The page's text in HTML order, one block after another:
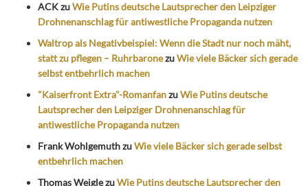
ACKzuWie Putins deutsche Lautsprecher den Leipziger
Drohnenanschlag für antiwestliche Propaganda nutzen
Waltrop als Negativbeispiel: Wenn die Stadt nur noch mäht,
statt zu pflegen – RuhrbaronezuWie viele Bäcker sich gerade
selbst entbehrlich machen
"Kaiserfront Extra"-RomanfanzuWie Putins deutsche
Lautsprecher den Leipziger Drohnenanschlag für
antiwestliche Propaganda nutzen
Frank WohlgemuthzuWie viele Bäcker sich gerade selbst
entbehrlich machen
Thomas WeiglezuWie Putins deutsche Lautsprecher den